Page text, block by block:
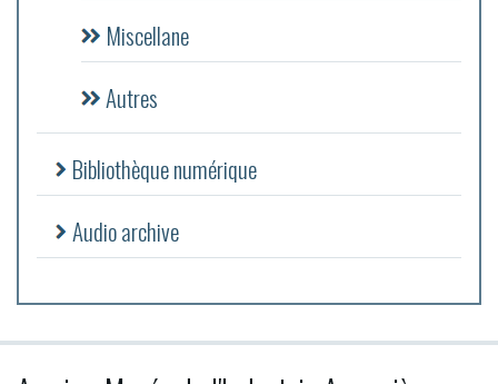
Miscellane
Autres
Bibliothèque numérique
Audio archive